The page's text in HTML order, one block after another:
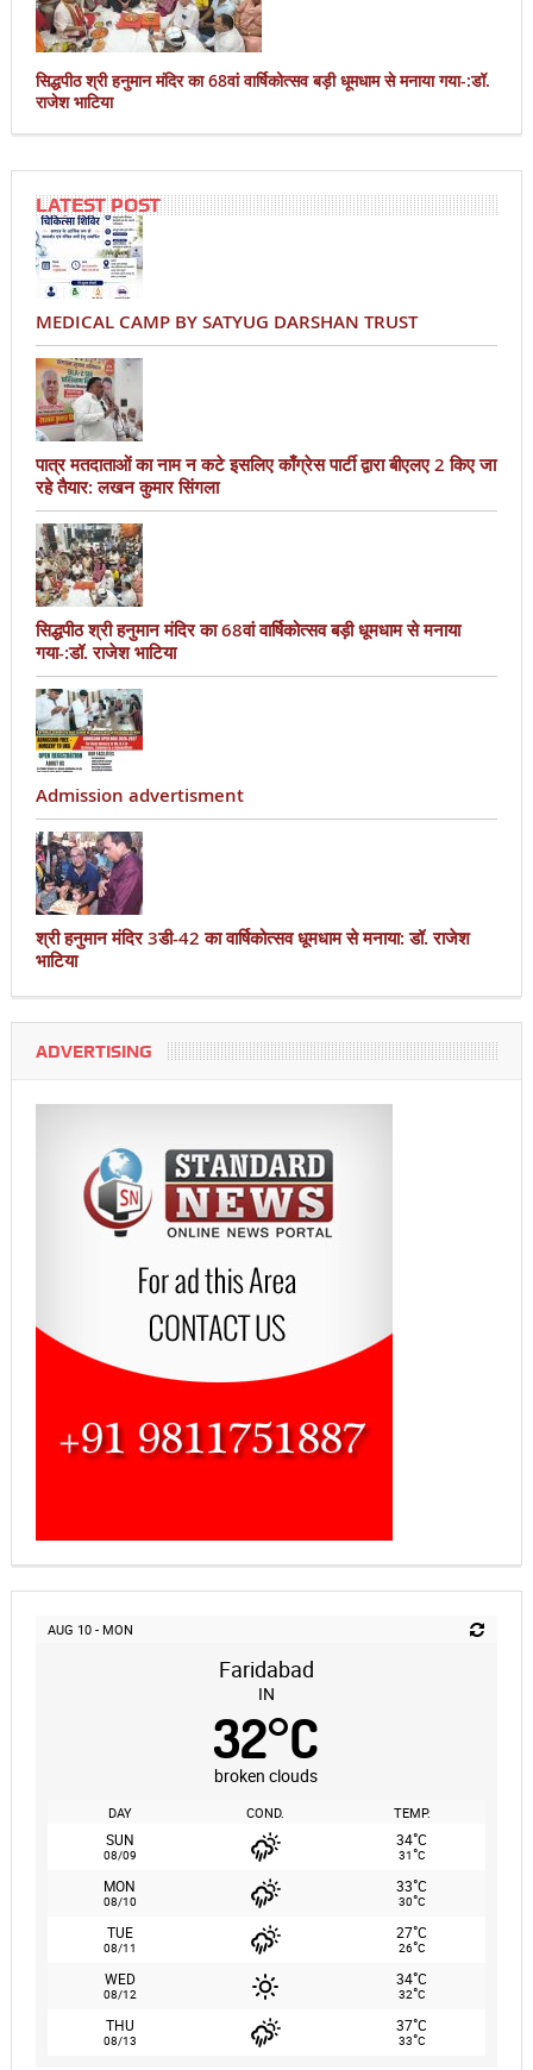
सिद्धपीठ श्री हनुमान मंदिर का 68वां वार्षिकोत्सव बड़ी धूमधाम से मनाया गया-:डॉ.
राजेश भाटिया
LATEST POST
MEDICAL CAMP BY SATYUG DARSHAN TRUST
पात्र मतदाताओं का नाम न कटे इसलिए काँग्रेस पार्टी द्वारा बीएलए 2 किए जा
रहे तैयार: लखन कुमार सिंगला
सिद्धपीठ श्री हनुमान मंदिर का 68वां वार्षिकोत्सव बड़ी धूमधाम से मनाया
गया-:डॉ. राजेश भाटिया
Admission advertisment
श्री हनुमान मंदिर 3डी-42 का वार्षिकोत्सव धूमधाम से मनाया: डॉ. राजेश
भाटिया
ADVERTISING
AUG 10 - MON
Faridabad
IN
32°C
broken clouds
DAY COND. TEMP.
SUN
08/09
34°C
31°C
MON
08/10
33°C
30°C
TUE
08/11
27°C
26°C
WED
08/12
34°C
32°C
THU
08/13
37°C
33°C